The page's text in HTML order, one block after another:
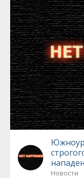
Новости